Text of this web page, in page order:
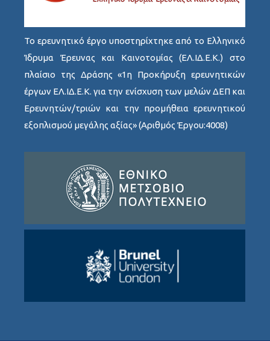
Το ερευνητικό έργο υποστηρίχτηκε από το Ελληνικό
Ίδρυμα Έρευνας και Καινοτομίας (ΕΛ.ΙΔ.Ε.Κ.) στο
πλαίσιο της Δράσης «1η Προκήρυξη ερευνητικών
έργων ΕΛ.ΙΔ.Ε.Κ. για την ενίσχυση των μελών ΔΕΠ και
Ερευνητών/τριών και την προμήθεια ερευνητικού
εξοπλισμού μεγάλης αξίας» (Αριθμός Έργου:4008)